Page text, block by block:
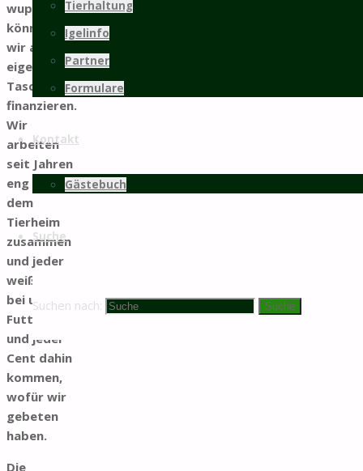
Tierhaltung
Igelinfo
Partner
Formulare
Kontakt
Gästebuch
Suche
Suchen nach: Suche
wuppen
können, da
wir alles aus
eigener
Tasche
finanzieren.
Wir
arbeiten
seit Jahren
eng mit
dem
Tierheim
zusammen
und jeder
weiß, dass
bei uns jede
Futterdose
und jeder
Cent dahin
kommen,
wofür wir
gebeten
haben.
Die